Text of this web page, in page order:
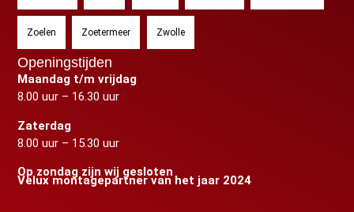
Zoelen Zoetermeer Zwolle
Openingstijden
Maandag t/m vrijdag
8.00 uur – 16.30 uur
Zaterdag
8.00 uur – 15.30 uur
Op zondag zijn wij gesloten
Velux montagepartner van het jaar 2024